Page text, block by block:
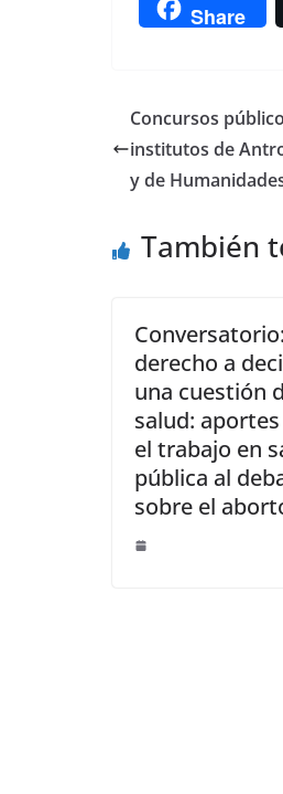
Share
Concursos
institutos de
y de
También
derecho a
una cuestión
salud:
el trabajo en
pública al
sobre el